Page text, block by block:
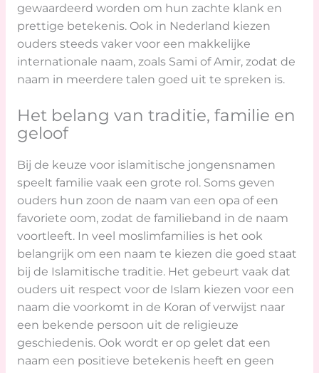
gewaardeerd worden om hun zachte klank en
prettige betekenis. Ook in Nederland kiezen
ouders steeds vaker voor een makkelijke
internationale naam, zoals Sami of Amir, zodat de
naam in meerdere talen goed uit te spreken is.
Het belang van traditie, familie en
geloof
Bij de keuze voor islamitische jongensnamen
speelt familie vaak een grote rol. Soms geven
ouders hun zoon de naam van een opa of een
favoriete oom, zodat de familieband in de naam
voortleeft. In veel moslimfamilies is het ook
belangrijk om een naam te kiezen die goed staat
bij de Islamitische traditie. Het gebeurt vaak dat
ouders uit respect voor de Islam kiezen voor een
naam die voorkomt in de Koran of verwijst naar
een bekende persoon uit de religieuze
geschiedenis. Ook wordt er op gelet dat een
naam een positieve betekenis heeft en geen